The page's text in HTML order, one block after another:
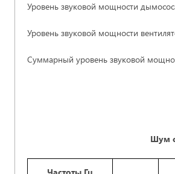
Уровень звуковой мощности
Уровень звуковой мощности
Суммарный уровень звуковой
Шум